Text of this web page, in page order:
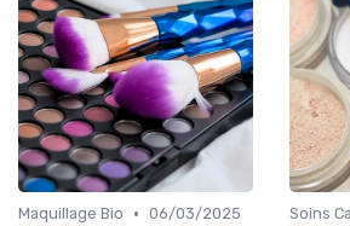
Maquillage Bio • 06/03/2025